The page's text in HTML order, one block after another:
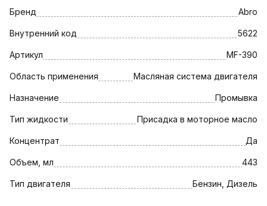
Бренд Abro
Внутренний код 5622
Артикул MF-390
Область применения Масляная система двигателя
Назначение Промывка
Тип жидкости Присадка в моторное масло
Концентрат Да
Объем, мл 443
Тип двигателя Бензин, Дизель